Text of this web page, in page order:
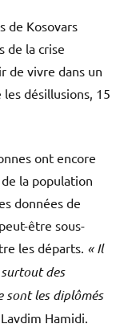
de Kosovars
de la crise
de vivre dans un
désillusions, 15
ont encore
la population
données de
être sous-
les départs. « Il
des
sont les diplômés
Hamidi.